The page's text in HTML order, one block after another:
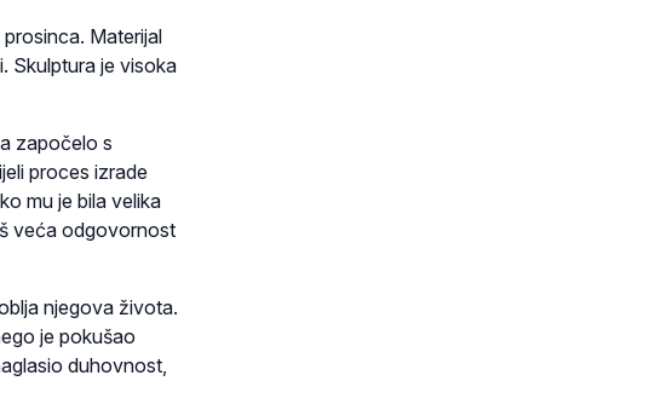
Materijal
Skulptura je visoka
započelo s
proces izrade
mu je bila velika
veća odgovornost
njegova života.
je pokušao
duhovnost,